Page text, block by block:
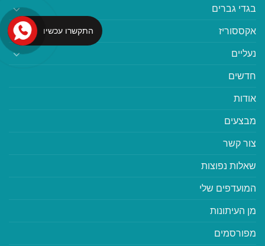
בגדי גברים
אקססוריז
נעליים
חדשים
אודות
מבצעים
צור קשר
שאלות נפוצות
המועדפים שלי
מן העיתונות
מפורסמים
התקשרו עכשיו